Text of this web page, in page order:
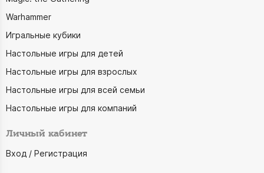
Warhammer
Игральные кубики
Настольные игры для детей
Настольные игры для взрослых
Настольные игры для всей семьи
Настольные игры для компаний
Личный кабинет
Вход / Регистрация